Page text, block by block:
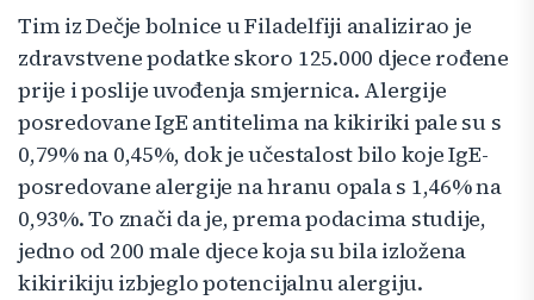
Tim iz Dečje bolnice u Filadelfiji analizirao je
zdravstvene podatke skoro 125.000 djece rođene
prije i poslije uvođenja smjernica. Alergije
posredovane IgE antitelima na kikiriki pale su s
0,79% na 0,45%, dok je učestalost bilo koje IgE-
posredovane alergije na hranu opala s 1,46% na
0,93%. To znači da je, prema podacima studije,
jedno od 200 male djece koja su bila izložena
kikirikiju izbjeglo potencijalnu alergiju.